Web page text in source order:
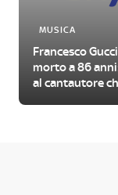
MUSICA
Francesco
morto a 86
al cantautore